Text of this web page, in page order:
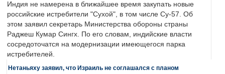
Индия не намерена в ближайшее время закупать новые
российские истребители "Сухой", в том числе Су-57. Об
этом заявил секретарь Министерства обороны страны
Раджеш Кумар Сингх. По его словам, индийские власти
сосредоточатся на модернизации имеющегося парка
истребителей.
Нетаньяху заявил, что Израиль не соглашался с планом